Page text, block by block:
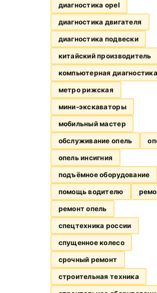
диагностика opel
диагностика двигателя
диагностика подвески
китайский производитель
компьютерная диагностика
метро рижская
мини-экскаваторы
мобильный мастер
обслуживание опель
опель инсигния
подъёмное оборудование
помощь водителю
ремонт опель
спецтехника россии
спущенное колесо
срочный ремонт
строительная техника